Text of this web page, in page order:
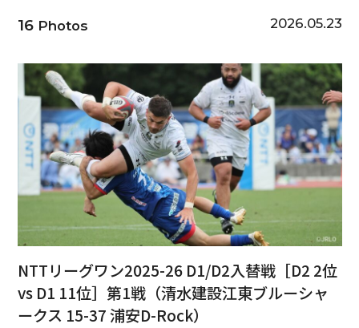
16Photos 2026.05.23
NTTリーグワン2025-26 D1/D2入替戦［D2 2位
vs D1 11位］第1戦（清水建設江東ブルーシャ
ークス 15-37 浦安D-Rock）